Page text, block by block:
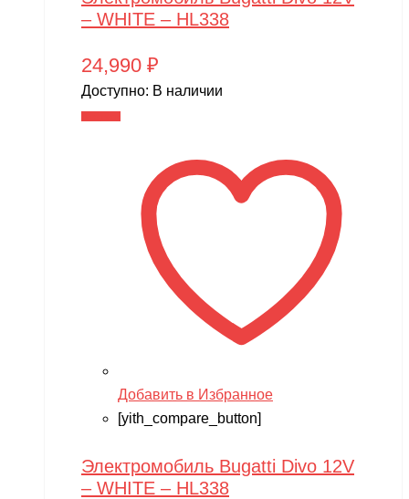
– WHITE – HL338
24,990 ₽
Доступно: В наличии
Добавить в Избранное
[yith_compare_button]
Электромобиль Bugatti Divo 12V
– WHITE – HL338